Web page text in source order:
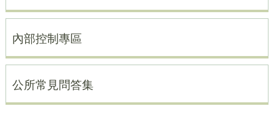
內部控制專區
公所常見問答集